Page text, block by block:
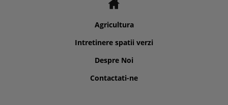
Agricultura
Intretinere spatii verzi
Despre Noi
Contactati-ne